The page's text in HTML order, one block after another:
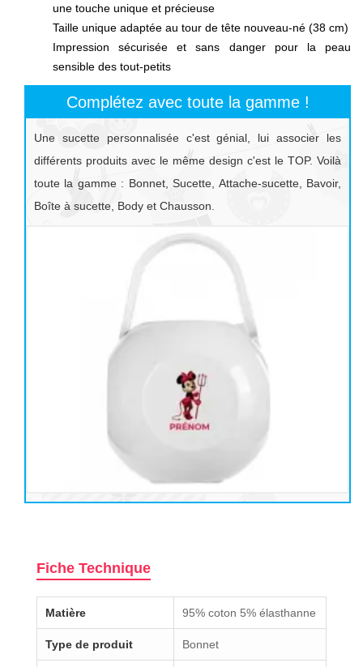
une touche unique et précieuse
Taille unique adaptée au tour de tête nouveau-né (38 cm)
Impression sécurisée et sans danger pour la peau
sensible des tout-petits
Complétez avec toute la gamme !
Une sucette personnalisée c'est génial, lui associer les
différents produits avec le même design c'est le TOP. Voilà
toute la gamme : Bonnet, Sucette, Attache-sucette, Bavoir,
Boîte à sucette, Body et Chausson.
Fiche Technique
Matière 95% coton 5% élasthanne
Type de produit Bonnet